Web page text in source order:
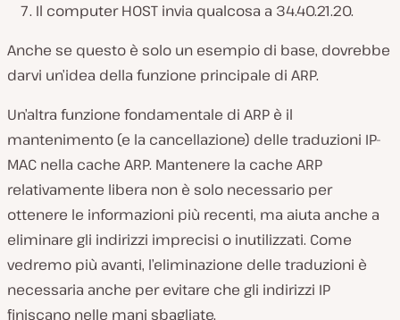
Il computer HOST invia qualcosa a 34.40.21.20.
Anche se questo è solo un esempio di base, dovrebbe
darvi un’idea della funzione principale di ARP.
Un’altra funzione fondamentale di ARP è il
mantenimento (e la cancellazione) delle traduzioni IP-
MAC nella cache ARP. Mantenere la cache ARP
relativamente libera non è solo necessario per
ottenere le informazioni più recenti, ma aiuta anche a
eliminare gli indirizzi imprecisi o inutilizzati. Come
vedremo più avanti, l’eliminazione delle traduzioni è
necessaria anche per evitare che gli indirizzi IP
finiscano nelle mani sbagliate.